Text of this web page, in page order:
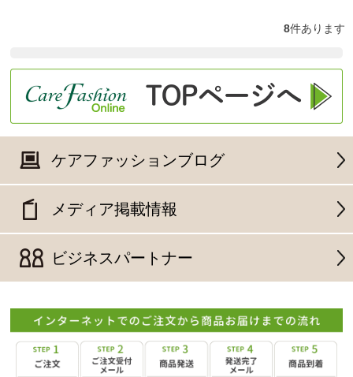
8件あります
ケアファッションブログ
メディア掲載情報
ビジネスパートナー